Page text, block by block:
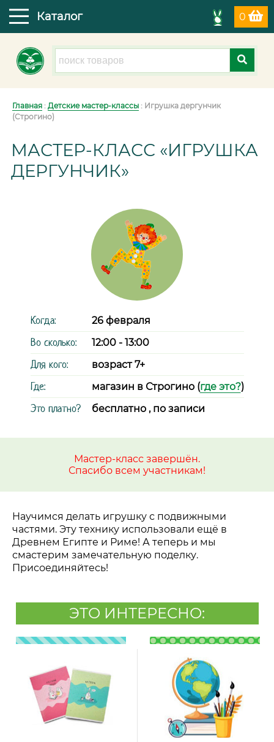
0
Каталог
Главная : Детские мастер-классы : Игрушка дергунчик
(Строгино)
МАСТЕР-КЛАСС «ИГРУШКА
ДЕРГУНЧИК»
Когда: 26 февраля
Во сколько: 12:00 - 13:00
Для кого: возраст 7+
Где: магазин в Строгино (где это?)
Это платно? бесплатно , по записи
Мастер-класс завершён.
Спасибо всем участникам!
Научимся делать игрушку с подвижными
частями. Эту технику использовали ещё в
Древнем Египте и Риме! А теперь и мы
смастерим замечательную поделку.
Присоединяйтесь!
ЭТО ИНТЕРЕСНО: